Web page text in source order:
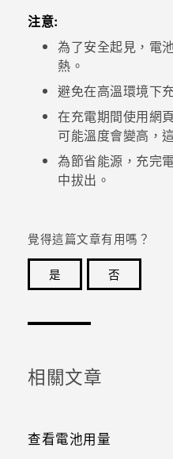
注意:
為了安全起見，電
熱。
避免在高溫環境下
在充電期間使用網
可能溫度會變高，
為節省能源，充完
中拔出。
覺得這篇文章有用嗎？
是
否
相關文章
查看電池用量